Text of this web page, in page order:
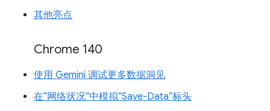
其他亮点
Chrome 140
使用 Gemini 调试更多数据洞见
在“网络状况”中模拟“Save-Data”标头